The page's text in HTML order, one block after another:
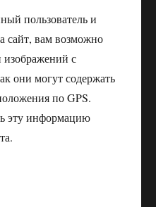
пользователь и
сайт, вам возможно
изображений с
они могут содержать
по GPS.
эту информацию